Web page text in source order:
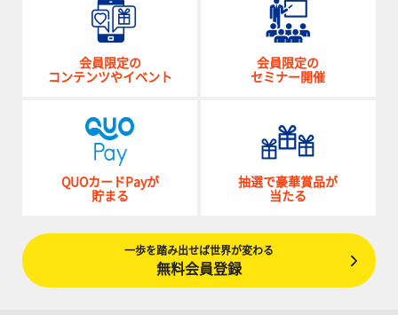
会員限定の
コンテンツやイベント
会員限定の
セミナー開催
QUOカードPayが
貯まる
抽選で豪華賞品が
当たる
一歩を踏み出せば世界が変わる
無料会員登録